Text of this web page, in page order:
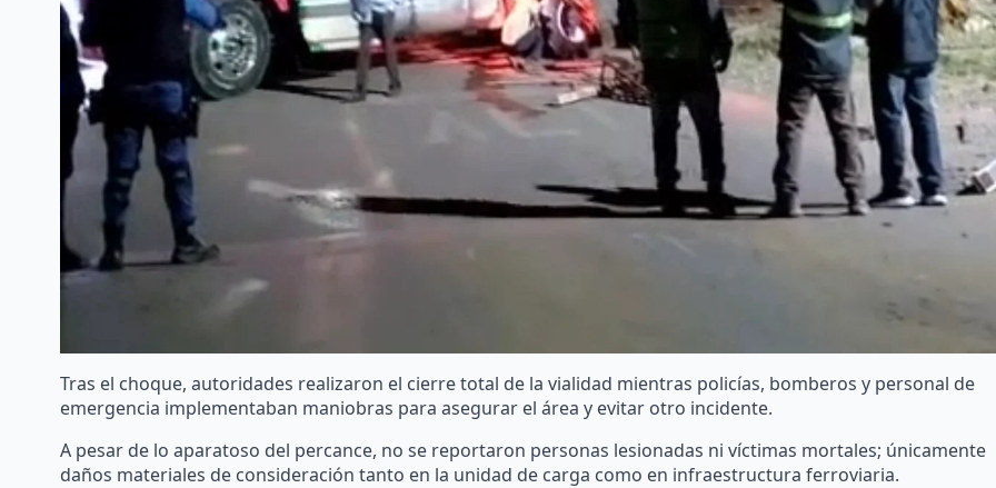
Tras el choque, autoridades realizaron el cierre total de la vialidad mientras policías, bomberos y personal de
emergencia implementaban maniobras para asegurar el área y evitar otro incidente.
A pesar de lo aparatoso del percance, no se reportaron personas lesionadas ni víctimas mortales; únicamente
daños materiales de consideración tanto en la unidad de carga como en infraestructura ferroviaria.